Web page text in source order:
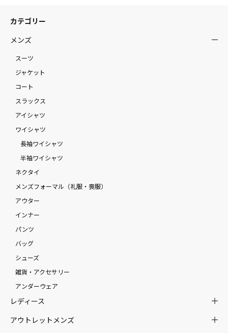
カテゴリー
メンズ
スーツ
ジャケット
コート
スラックス
アイシャツ
ワイシャツ
長袖ワイシャツ
半袖ワイシャツ
ネクタイ
メンズフォーマル（礼服・喪服）
アウター
インナー
パンツ
バッグ
シューズ
雑貨・アクセサリー
アンダーウェア
レディース
アウトレットメンズ